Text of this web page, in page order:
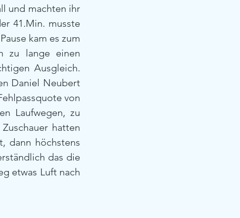
und machten ihr
41.Min. musste
kam es zum
zu lange einen
Ausgleich.
Daniel Neubert
von
Laufwegen, zu
hatten
dann höchstens
das die
etwas Luft nach